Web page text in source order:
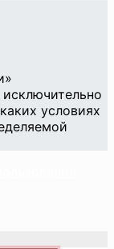
условиях